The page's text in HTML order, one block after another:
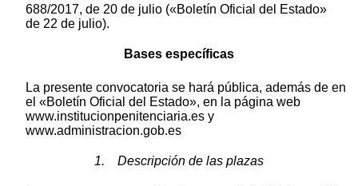
688/2017, de 20 de julio («Boletín Oficial del Estado»
de 22 de julio).
Bases específicas
La presente convocatoria se hará pública, además de en
el «Boletín Oficial del Estado», en la página web
www.institucionpenitenciaria.es y
www.administracion.gob.es
1. Descripción de las plazas